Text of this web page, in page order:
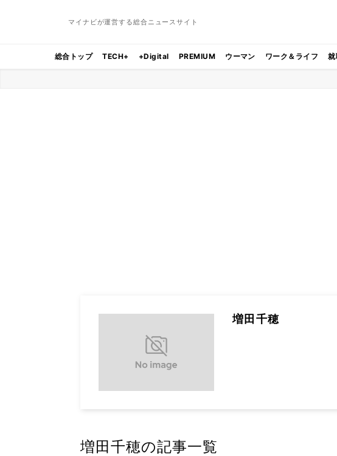
マイナビが運営する総合ニュースサイト
総合トップ TECH+ +Digital PREMIUM ウーマン ワーク＆ライフ
増田千穂
増田千穂の記事一覧